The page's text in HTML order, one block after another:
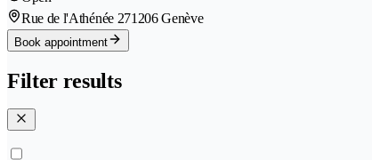
Rue de l'Athénée 271206 Genève
Book appointment
Filter results